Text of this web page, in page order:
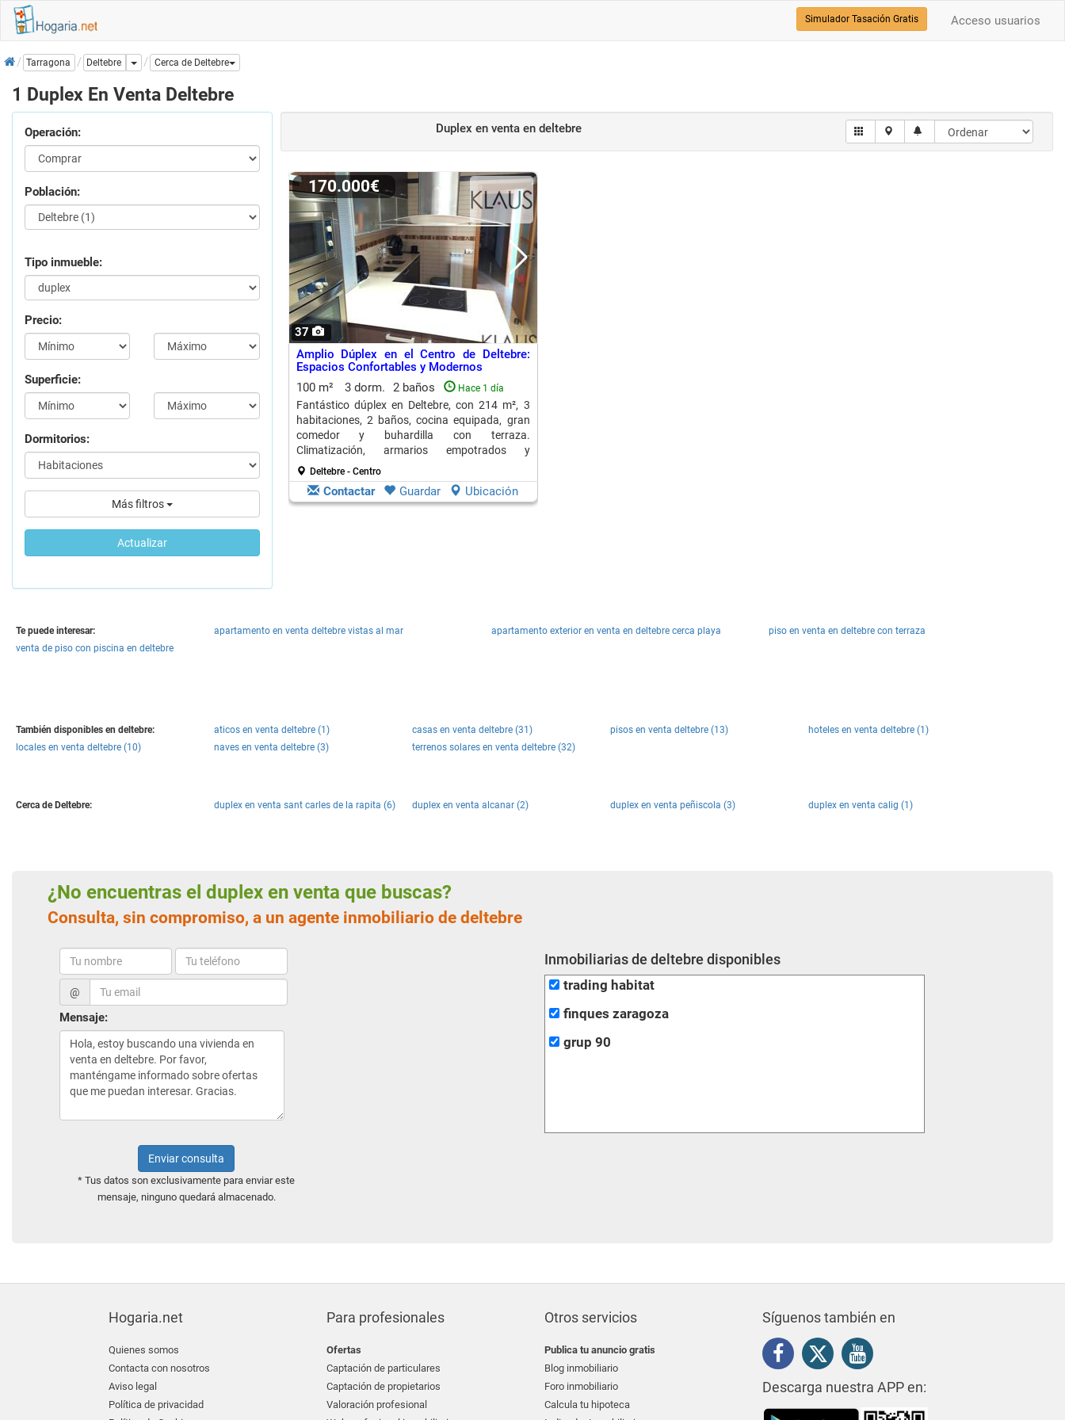
Acceso usuarios
Simulador Tasación Gratis
InicioTarragona Deltebre Dropdown
Cerca de Deltebre
1 Duplex En Venta Deltebre
Operación:
Población:
Tipo inmueble:
Precio:
Superficie:
Dormitorios:
Más filtros
Actualizar
Duplex en venta en deltebre
37
170.000€
Amplio Dúplex en el Centro de Deltebre:
Espacios Confortables y Modernos
100 m²
3 dorm. 2 baños Hace 1 día
Fantástico dúplex en Deltebre, con 214 m², 3
habitaciones, 2 baños, cocina equipada, gran
comedor y buhardilla con terraza.
Climatización, armarios empotrados y
radiadores. Ideal para vivir.
Deltebre - Centro
Contactar Guardar Ubicación
Te puede interesar: apartamento en venta deltebre vistas al mar apartamento exterior en venta en deltebre cerca playa
piso en venta en deltebre con terraza
venta de piso con piscina en deltebre
También disponibles en deltebre: aticos en venta deltebre (1) casas en venta deltebre (31) pisos en venta deltebre (13)
hoteles en venta deltebre (1)
locales en venta deltebre (10)
naves en venta deltebre (3) terrenos solares en venta deltebre (32)
Cerca de Deltebre: duplex en venta sant carles de la rapita (6) duplex en venta alcanar (2) duplex en venta peñiscola (3) duplex en venta calig (1)
¿No encuentras el duplex en venta que buscas?
Consulta, sin compromiso, a un agente inmobiliario de deltebre
@
Mensaje:
Enviar consulta
* Tus datos son exclusivamente para enviar este
mensaje, ninguno quedará almacenado.
Inmobiliarias de deltebre disponibles
trading habitat
finques zaragoza
grup 90
Hogaria.net
Quienes somos
Contacta con nosotros
Aviso legal
Política de privacidad
Para profesionales
Ofertas
Captación de particulares
Captación de propietarios
Valoración profesional
Otros servicios
Publica tu anuncio gratis
Blog inmobiliario
Foro inmobiliario
Calcula tu hipoteca
Síguenos también en
Descarga nuestra APP en: